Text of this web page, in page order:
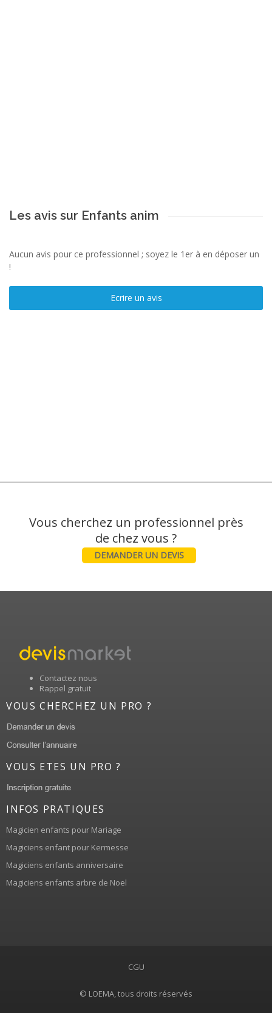
Les avis sur Enfants anim
Aucun avis pour ce professionnel ; soyez le 1er à en déposer un
!
Ecrire un avis
Vous cherchez un professionnel près
DEMANDER UN DEVIS
Contactez nous
Rappel gratuit
VOUS CHERCHEZ UN PRO ?
VOUS ETES UN PRO ?
INFOS PRATIQUES
Magicien enfants pour Mariage
Magiciens enfant pour Kermesse
Magiciens enfants anniversaire
Magiciens enfants arbre de Noel
CGU
© LOEMA, tous droits réservés